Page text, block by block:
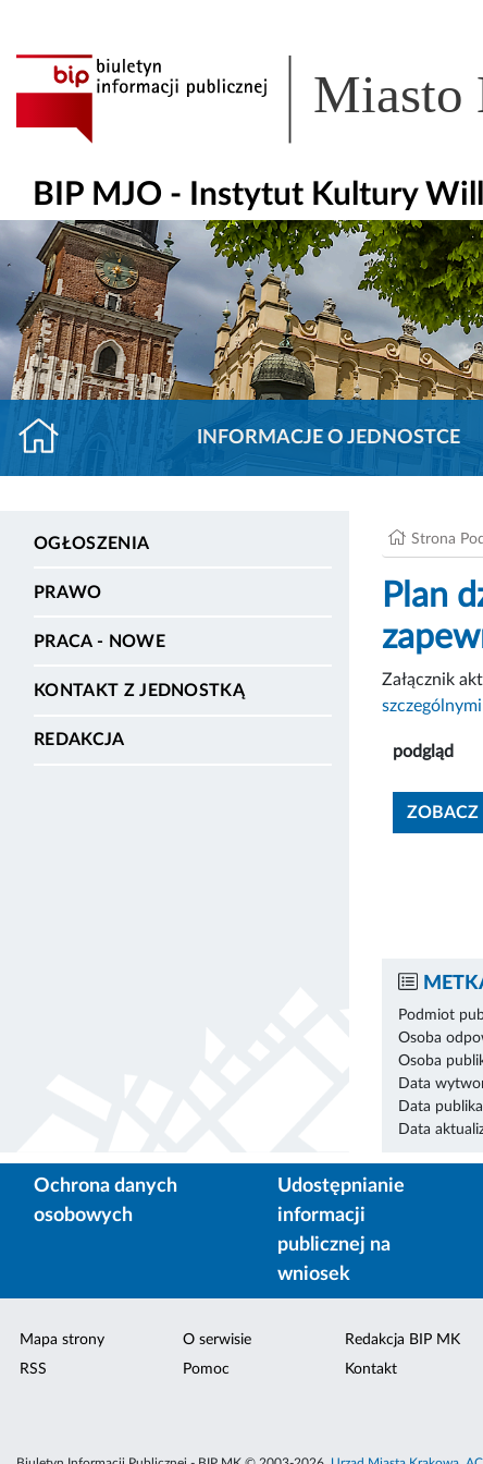
Miasto
BIP MJO - Instytut Kultury
INFORMACJE O JEDNOSTCE
OGŁOSZENIA
PRAWO
PRACA - NOWE
KONTAKT Z JEDNOSTKĄ
REDAKCJA
Strona
Plan
Załącznik
podgląd
ZOBACZ
Podmiot
Osoba
Osoba
Data
Data
Data
Ochrona danych
osobowych
Udostępnianie
informacji
publicznej na
wniosek
Mapa strony
RSS
O serwisie
Pomoc
Redakcja BIP MK
Kontakt